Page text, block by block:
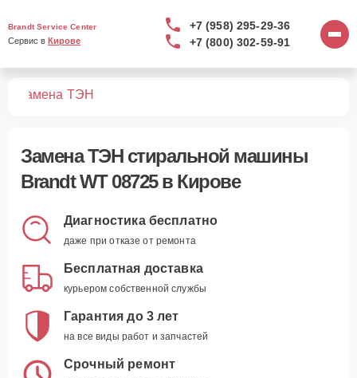
Brandt Service Center
Сервис в Кирове
+7 (958) 295-29-36
+7 (800) 302-59-91
Замена ТЭН
Замена ТЭН стиральной машины
Brandt WT 08725 в Кирове
Диагностика бесплатно
даже при отказе от ремонта
Бесплатная доставка
курьером собственной службы
Гарантия до 3 лет
на все виды работ и запчастей
Срочный ремонт